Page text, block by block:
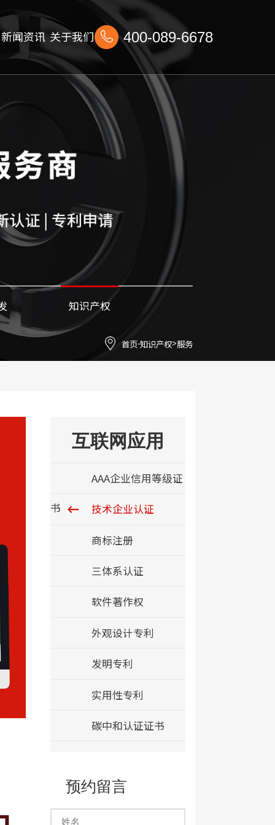
新闻资讯 关于我们 400-089-6678
首页-知识产权>服务
知识产权
互联网应用
AAA企业信用等级证
书
技术企业认证
商标注册
三体系认证
软件著作权
外观设计专利
发明专利
实用性专利
碳中和认证证书
预约留言